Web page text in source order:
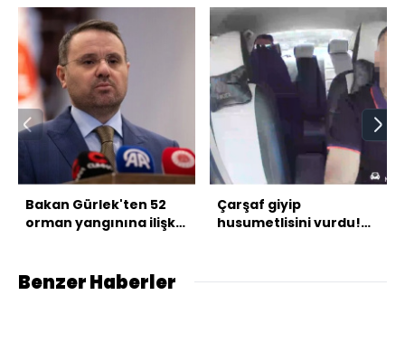
Bakan Gürlek'ten 52
orman yangınına ilişkin
Çarşaf giyip
husumetlisini vurdu!
Benzer Haberler